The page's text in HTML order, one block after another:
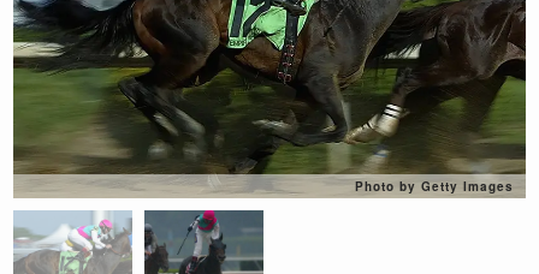
Photo by Getty Images